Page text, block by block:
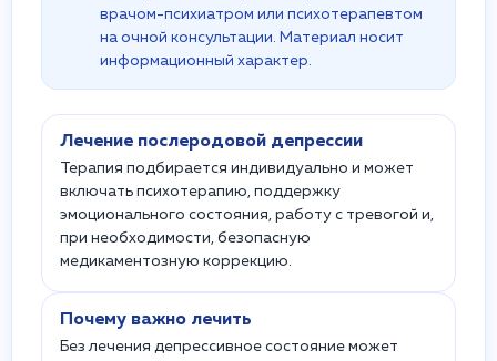
врачом-психиатром или психотерапевтом
на очной консультации. Материал носит
информационный характер.
Лечение послеродовой депрессии
Терапия подбирается индивидуально и может
включать психотерапию, поддержку
эмоционального состояния, работу с тревогой и,
при необходимости, безопасную
медикаментозную коррекцию.
Почему важно лечить
Без лечения депрессивное состояние может